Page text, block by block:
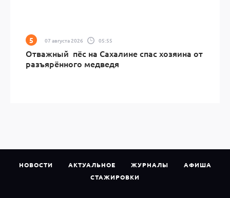
07 августа 2026 05:55
Отважный пёс на Сахалине спас хозяина от
разъярённого медведя
НОВОСТИ АКТУАЛЬНОЕ ЖУРНАЛЫ
АФИША
СТАЖИРОВКИ